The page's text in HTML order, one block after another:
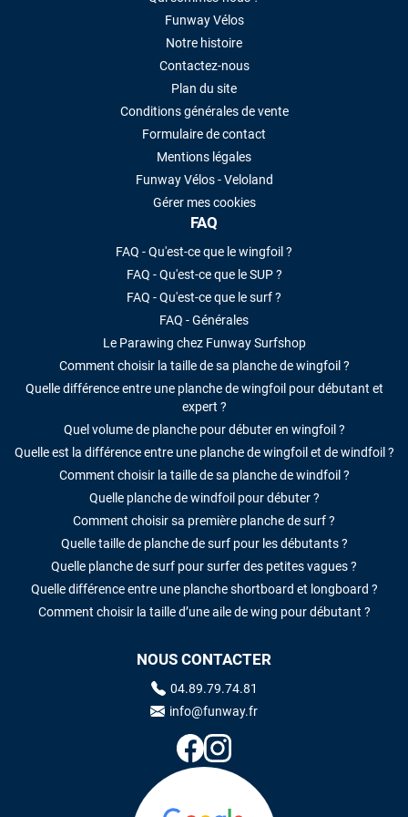
Funway Vélos
Notre histoire
Contactez-nous
Plan du site
Conditions générales de vente
Formulaire de contact
Mentions légales
Funway Vélos - Veloland
Gérer mes cookies
FAQ
FAQ - Qu'est-ce que le wingfoil ?
FAQ - Qu'est-ce que le SUP ?
FAQ - Qu'est-ce que le surf ?
FAQ - Générales
Le Parawing chez Funway Surfshop
Comment choisir la taille de sa planche de wingfoil ?
Quelle différence entre une planche de wingfoil pour débutant et
expert ?
Quel volume de planche pour débuter en wingfoil ?
Quelle est la différence entre une planche de wingfoil et de windfoil ?
Comment choisir la taille de sa planche de windfoil ?
Quelle planche de windfoil pour débuter ?
Comment choisir sa première planche de surf ?
Quelle taille de planche de surf pour les débutants ?
Quelle planche de surf pour surfer des petites vagues ?
Quelle différence entre une planche shortboard et longboard ?
Comment choisir la taille d’une aile de wing pour débutant ?
NOUS CONTACTER
04.89.79.74.81
info@funway.fr